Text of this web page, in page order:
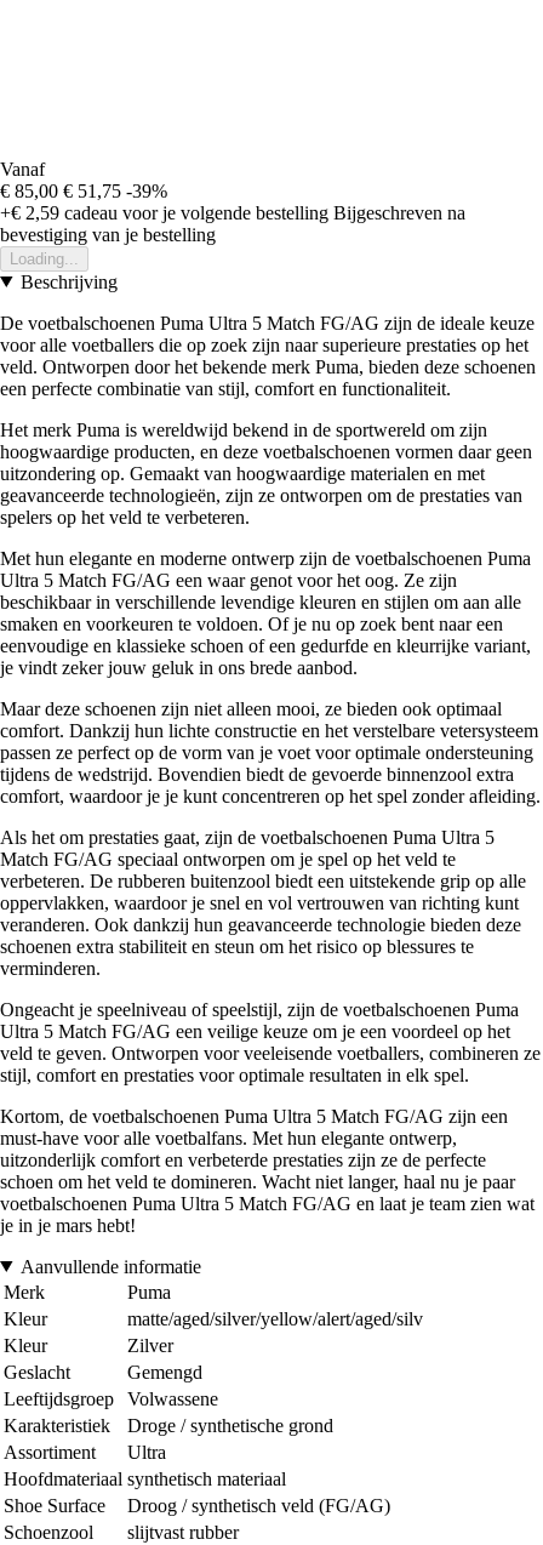
Vanaf
€ 85,00 € 51,75 -39%
+€ 2,59 cadeau voor je volgende bestelling Bijgeschreven na
bevestiging van je bestelling
Loading...
Beschrijving
De voetbalschoenen Puma Ultra 5 Match FG/AG zijn de ideale keuze
voor alle voetballers die op zoek zijn naar superieure prestaties op het
veld. Ontworpen door het bekende merk Puma, bieden deze schoenen
een perfecte combinatie van stijl, comfort en functionaliteit.
Het merk Puma is wereldwijd bekend in de sportwereld om zijn
hoogwaardige producten, en deze voetbalschoenen vormen daar geen
uitzondering op. Gemaakt van hoogwaardige materialen en met
geavanceerde technologieën, zijn ze ontworpen om de prestaties van
spelers op het veld te verbeteren.
Met hun elegante en moderne ontwerp zijn de voetbalschoenen Puma
Ultra 5 Match FG/AG een waar genot voor het oog. Ze zijn
beschikbaar in verschillende levendige kleuren en stijlen om aan alle
smaken en voorkeuren te voldoen. Of je nu op zoek bent naar een
eenvoudige en klassieke schoen of een gedurfde en kleurrijke variant,
je vindt zeker jouw geluk in ons brede aanbod.
Maar deze schoenen zijn niet alleen mooi, ze bieden ook optimaal
comfort. Dankzij hun lichte constructie en het verstelbare vetersysteem
passen ze perfect op de vorm van je voet voor optimale ondersteuning
tijdens de wedstrijd. Bovendien biedt de gevoerde binnenzool extra
comfort, waardoor je je kunt concentreren op het spel zonder afleiding.
Als het om prestaties gaat, zijn de voetbalschoenen Puma Ultra 5
Match FG/AG speciaal ontworpen om je spel op het veld te
verbeteren. De rubberen buitenzool biedt een uitstekende grip op alle
oppervlakken, waardoor je snel en vol vertrouwen van richting kunt
veranderen. Ook dankzij hun geavanceerde technologie bieden deze
schoenen extra stabiliteit en steun om het risico op blessures te
verminderen.
Ongeacht je speelniveau of speelstijl, zijn de voetbalschoenen Puma
Ultra 5 Match FG/AG een veilige keuze om je een voordeel op het
veld te geven. Ontworpen voor veeleisende voetballers, combineren ze
stijl, comfort en prestaties voor optimale resultaten in elk spel.
Kortom, de voetbalschoenen Puma Ultra 5 Match FG/AG zijn een
must-have voor alle voetbalfans. Met hun elegante ontwerp,
uitzonderlijk comfort en verbeterde prestaties zijn ze de perfecte
schoen om het veld te domineren. Wacht niet langer, haal nu je paar
voetbalschoenen Puma Ultra 5 Match FG/AG en laat je team zien wat
je in je mars hebt!
Aanvullende informatie
Merk
Puma
Kleur
matte/aged/silver/yellow/alert/aged/silv
Kleur
Zilver
Geslacht
Gemengd
Leeftijdsgroep
Volwassene
Karakteristiek
Droge / synthetische grond
Assortiment
Ultra
Hoofdmateriaal synthetisch materiaal
Shoe Surface
Droog / synthetisch veld (FG/AG)
Schoenzool
slijtvast rubber